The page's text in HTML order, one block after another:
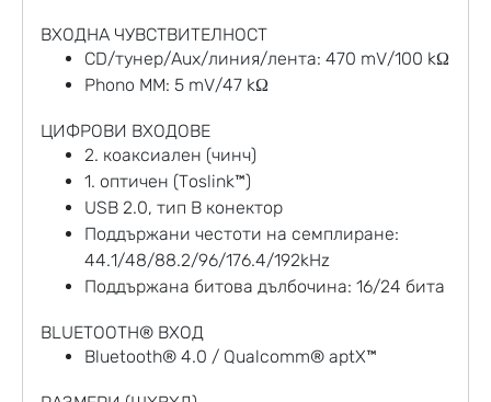
ВХОДНА ЧУВСТВИТЕЛНОСТ
CD/тунер/Aux/линия/лента: 470 mV/100 kΩ
Phono MM: 5 mV/47 kΩ
ЦИФРОВИ ВХОДОВЕ
2. коаксиален (чинч)
1. оптичен (Toslink™)
USB 2.0, тип B конектор
Поддържани честоти на семплиране:
44.1/48/88.2/96/176.4/192kHz
Поддържана битова дълбочина: 16/24 бита
BLUETOOTH® ВХОД
Bluetooth® 4.0 / Qualcomm® aptX™